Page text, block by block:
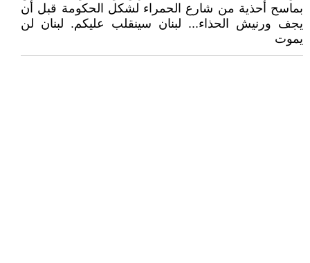
بماسح أحذية من شارع الحمراء لشكل الحكومة قبل أن
يجف ورنيش الحذاء... لبنان سينقلب عليكم. لبنان لن
يموت